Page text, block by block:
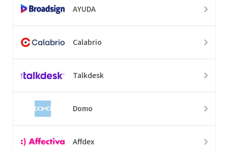
AYUDA
Calabrio
Talkdesk
Domo
Affdex